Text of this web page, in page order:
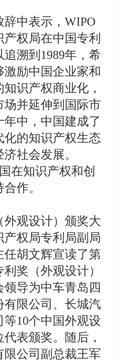
中表示，WIPO
权局在中国专利
溯到1989年，希
励中国企业家和
识产权商业化，
场并延伸到国际市
中，中国建成了
化的知识产权生态
社会发展。
在知识产权和创
作。
外观设计）颁奖大
权局专利局副局
任胡文辉宣读了第
奖（外观设计）
导为中车青岛四
有限公司、长城汽
10个中国外观设
表颁奖。随后，
限公司副总裁王军